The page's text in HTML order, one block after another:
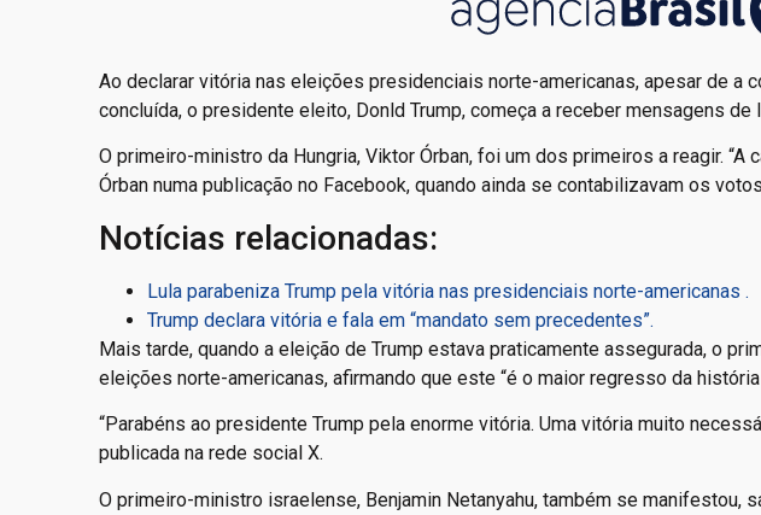
Ao declarar vitória nas eleições presidenciais norte-americanas, apesar de a
concluída, o presidente eleito, Donld Trump, começa a receber mensagens de
O primeiro-ministro da Hungria, Viktor Órban, foi um dos primeiros a reagir. “A
Órban numa publicação no Facebook, quando ainda se contabilizavam os
Notícias relacionadas:
Lula parabeniza Trump pela vitória nas presidenciais norte-americanas .
Trump declara vitória e fala em “mandato sem precedentes”.
Mais tarde, quando a eleição de Trump estava praticamente assegurada, o
eleições norte-americanas, afirmando que este “é o maior regresso da história
“Parabéns ao presidente Trump pela enorme vitória. Uma vitória muito
publicada na rede social X.
O primeiro-ministro israelense, Benjamin Netanyahu, também se manifestou,